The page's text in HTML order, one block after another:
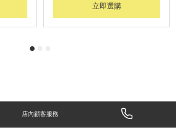
立即選購
店內顧客服務